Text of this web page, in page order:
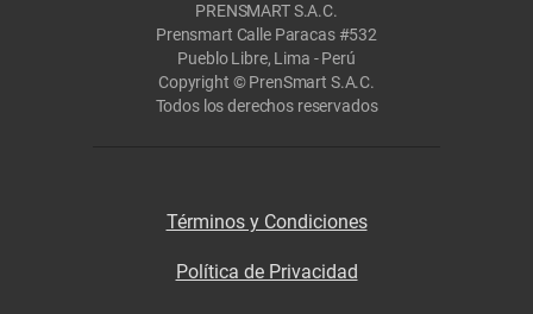
PRENSMART S.A.C.
Prensmart Calle Paracas #532
Pueblo Libre, Lima - Perú
Copyright © PrenSmart S.A.C.
Todos los derechos reservados
Términos y Condiciones
Política de Privacidad